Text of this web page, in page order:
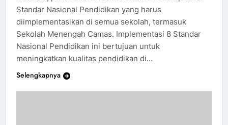
Standar Nasional Pendidikan yang harus
diimplementasikan di semua sekolah, termasuk
Sekolah Menengah Camas. Implementasi 8 Standar
Nasional Pendidikan ini bertujuan untuk
meningkatkan kualitas pendidikan di…
Selengkapnya